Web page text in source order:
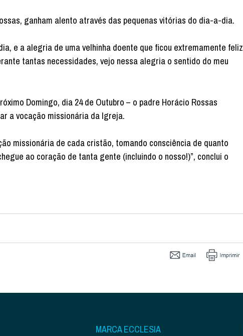
ganham alento através das pequenas vitórias do dia-a-dia.
e a alegria de uma velhinha doente que ficou extremamente feliz
tantas necessidades, vejo nessa alegria o sentido do meu
Domingo, dia 24 de Outubro – o padre Horácio Rossas
a vocação missionária da Igreja.
missionária de cada cristão, tomando consciência de quanto
ao coração de tanta gente (incluindo o nosso!)”, conclui o
MARCA ECCLESIA